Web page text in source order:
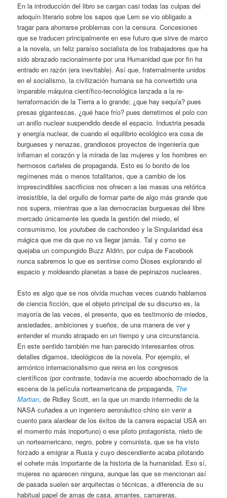
En la introducción del libro se cargan casi todas las culpas del
adoquín literario sobre los sapos que Lem se vio obligado a
tragar para ahorrarse problemas con la censura. Concesiones
que se traducen principalmente en ese futuro que sirve de marco
a la novela, un feliz paraíso socialista de los trabajadores que ha
sido abrazado racionalmente por una Humanidad que por fin ha
entrado en razón (era inevitable). Así que, fraternalmente unidos
en el socialismo, la civilización humana se ha convertido una
imparable máquina científico-tecnológica lanzada a la re-
terraformación de la Tierra a lo grande; ¿que hay sequía? pues
presas gigantescas, ¿qué hace frío? pues derretimos el polo con
un anillo nuclear suspendido desde el espacio. Industria pesada
y energía nuclear, de cuando el equilibrio ecológico era cosa de
burgueses y nenazas, grandiosos proyectos de ingeniería que
inflaman el corazón y la mirada de las mujeres y los hombres en
hermosos carteles de propaganda. Esto es lo bonito de los
regímenes más o menos totalitarios, que a cambio de los
imprescindibles sacrificios nos ofrecen a las masas una retórica
irresistible, la del orgullo de formar parte de algo más grande que
nos supera, mientras que a las democracias burguesas del libre
mercado únicamente les queda la gestión del miedo, el
consumismo, los youtubes de cachondeo y la Singularidad ésa
mágica que me da que no va llegar jamás. Tal y como se
quejaba un compungido Buzz Aldrin, por culpa de Facebook
nunca sabremos lo que es sentirse como Dioses explorando el
espacio y moldeando planetas a base de pepinazos nucleares.
Esto es algo que se nos olvida muchas veces cuando hablamos
de ciencia ficción, que el objeto principal de su discurso es, la
mayoría de las veces, el presente, que es testimonio de miedos,
ansiedades, ambiciones y sueños, de una manera de ver y
entender el mundo atrapado en un tiempo y una circunstancia.
En este sentido también me han parecido interesantes otros
detalles digamos, ideológicos de la novela. Por ejemplo, el
armónico internacionalismo que reina en los congresos
científicos (por contraste, todavía me acuerdo abochornado de la
escena de la película norteamericana de propaganda, The
Martian, de Ridley Scott, en la que un mando intermedio de la
NASA cuñadea a un ingeniero aeronáutico chino sin venir a
cuento para alardear de los éxitos de la carrera espacial USA en
el momento más inoportuno) o ese piloto protagonista, nieto de
un norteamericano, negro, pobre y comunista, que se ha visto
forzado a emigrar a Rusia y cuyo descendiente acaba pilotando
el cohete más importante de la historia de la humanidad. Eso sí,
mujeres no aparecen ninguna, aunque las que se mencionan así
de pasada suelen ser arquitectas o técnicas, a diferencia de su
habitual papel de amas de casa, amantes, camareras,